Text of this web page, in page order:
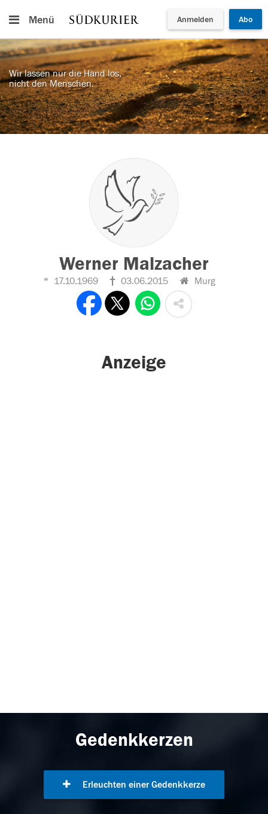
Menü Anmelden Abo
Wir lassen nur die Hand los,
nicht den Menschen.
Werner Malzacher
17.10.1969 03.06.2015 Murg
Anzeige
Gedenkkerzen
Erleuchten einer Gedenkkerze